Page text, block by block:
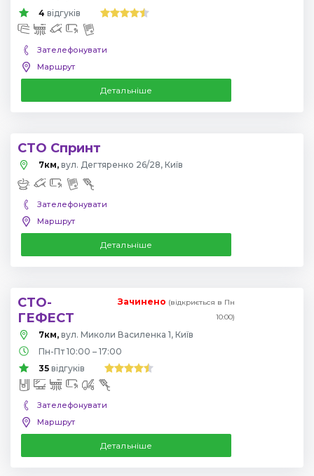
4 відгуків
Зателефонувати
Маршрут
Детальніше
СТО Спринт
7км, вул. Дегтяренко 26/28, Київ
Зателефонувати
Маршрут
Детальніше
СТО-
ГЕФЕСТ
Зачинено (відкриється в Пн
10:00)
7км, вул. Миколи Василенка 1, Київ
Пн-Пт 10:00 – 17:00
35 відгуків
Зателефонувати
Маршрут
Детальніше